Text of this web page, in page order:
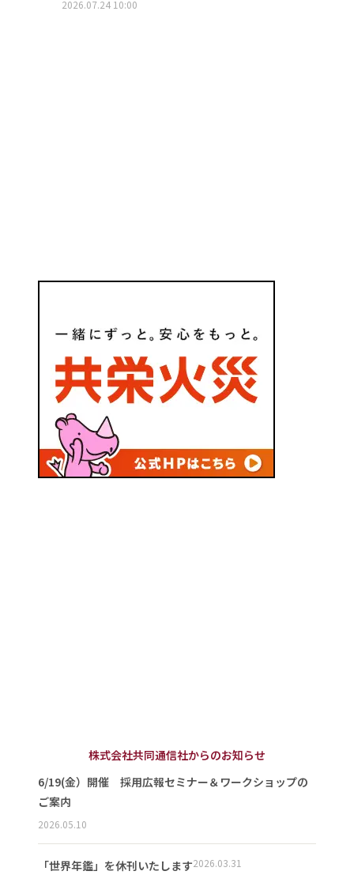
2026.07.24 10:00
株式会社共同通信社からのお知らせ
6/19(金）開催 採用広報セミナー＆ワークショップの
ご案内
2026.05.10
「世界年鑑」を休刊いたします2026.03.31